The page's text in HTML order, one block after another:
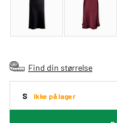
Find din størrelse
S Ikke på lager